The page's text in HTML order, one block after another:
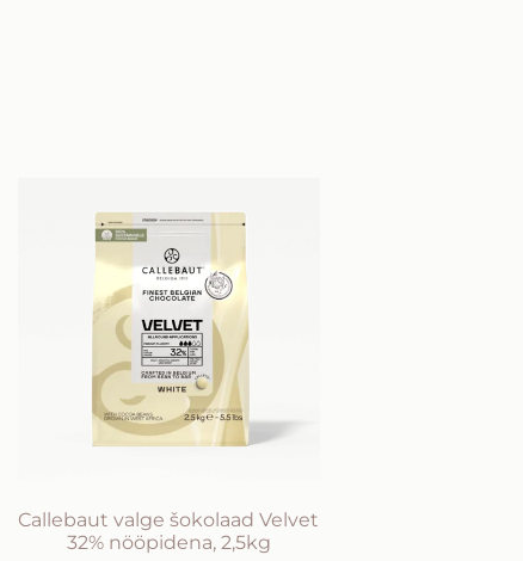
Callebaut valge šokolaad Velvet
32% nööpidena, 2,5kg